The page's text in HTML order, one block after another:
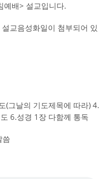
예배> 설교입니다.
교음성화일이 첨부되어 있
(그날의 기도제목에 따라) 4.
6.성경 1장 다함께 통독
씀